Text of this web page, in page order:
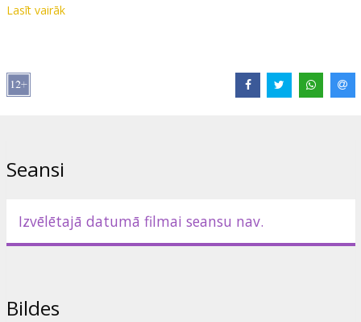
Lomās: Adam Scott
Lasīt vairāk
Seansi
Izvēlētajā datumā filmai seansu nav.
Bildes